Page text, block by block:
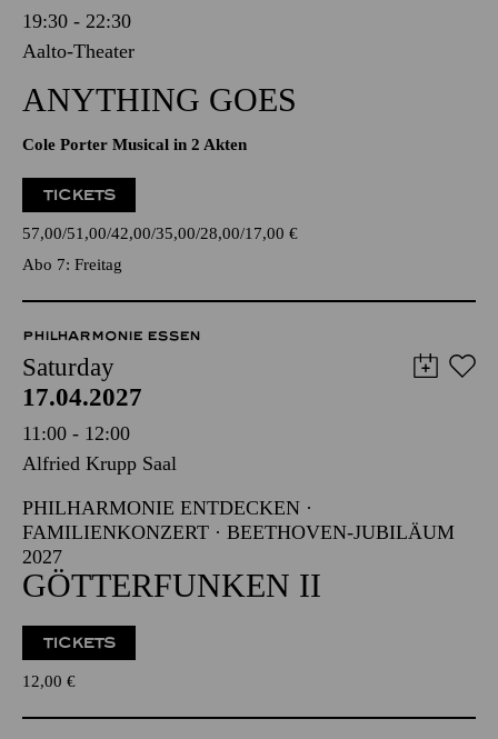
19:30 - 22:30
Aalto-Theater
ANYTHING GOES
Cole Porter Musical in 2 Akten
TICKETS
57,00 51,00 42,00 35,00 28,00 17,00 €
Abo 7: Freitag
PHILHARMONIE ESSEN
Saturday
17.04.2027
11:00 - 12:00
Alfried Krupp Saal
PHILHARMONIE ENTDECKEN ·
FAMILIENKONZERT · BEETHOVEN-JUBILÄUM
2027
GÖTTERFUNKEN II
TICKETS
12,00 €